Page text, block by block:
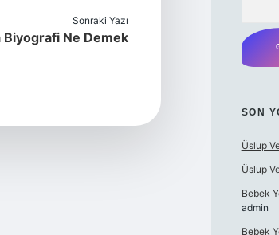
Sonraki Yazı
Biyografi Ne Demek
SON
Üslup
Üslup
Bebek
admin
Bebek